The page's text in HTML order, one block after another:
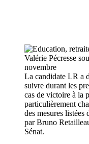
La candidate LR a
suivre durant les
cas de victoire à la
particulièrement
des mesures listées
par Bruno
Sénat.